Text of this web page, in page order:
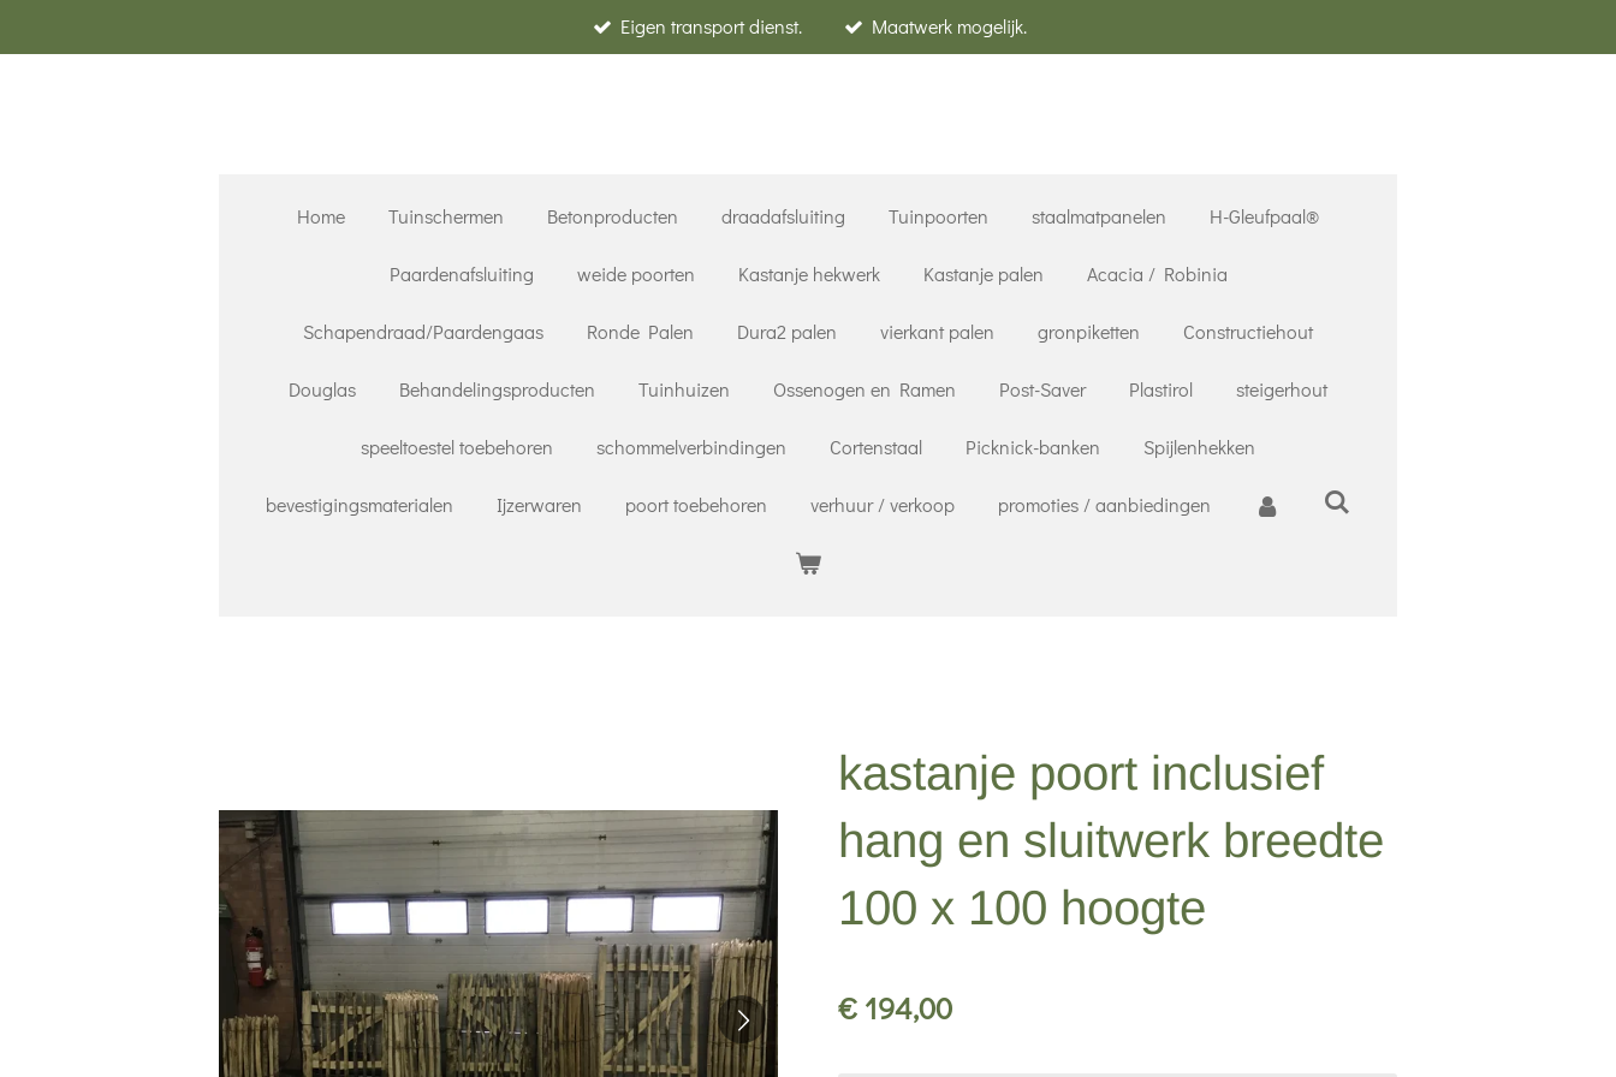
direct
Eigen transport dienst. Maatwerk mogelijk.
Home Tuinschermen Betonproducten draadafsluiting Tuinpoorten staalmatpanelen H-Gleufpaal®
Paardenafsluiting weide poorten Kastanje hekwerk Kastanje palen Acacia / Robinia
Schapendraad/Paardengaas Ronde Palen Dura2 palen vierkant palen gronpiketten Constructiehout
Douglas Behandelingsproducten Tuinhuizen Ossenogen en Ramen Post-Saver Plastirol steigerhout
speeltoestel toebehoren schommelverbindingen Cortenstaal Picknick-banken Spijlenhekken
bevestigingsmaterialen Ijzerwaren poort toebehoren verhuur / verkoop promoties / aanbiedingen
kastanje poort inclusief
hang en sluitwerk breedte
100 x 100 hoogte
€ 194,00